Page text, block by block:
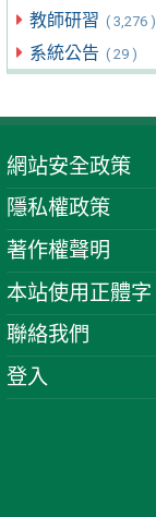
教師研習 ( 3,276 )
系統公告 ( 29 )
網站安全政策
隱私權政策
著作權聲明
本站使用正體字
聯絡我們
登入